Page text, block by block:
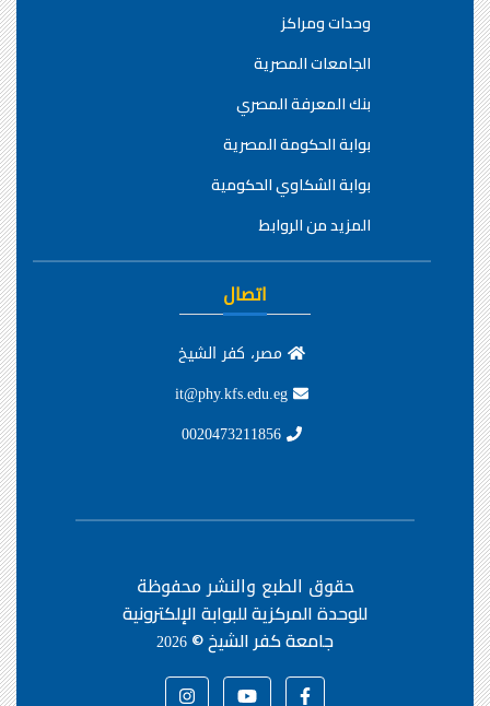
وحدات ومراكز
الجامعات المصرية
بنك المعرفة المصري
بوابة الحكومة المصرية
بوابة الشكاوي الحكومية
المزيد من الروابط
اتصال
مصر، كفر الشيخ
حقوق الطبع والنشر محفوظة
للوحدة المركزية للبوابة الإلكترونية
جامعة كفر الشيخ ©2026